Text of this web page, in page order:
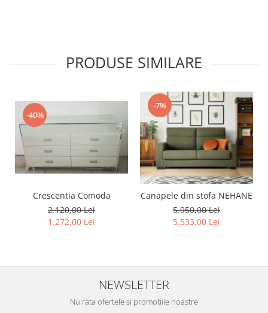
PRODUSE SIMILARE
-40%
Crescentia Comoda
2.120,00 Lei
1.272,00 Lei
-7%
Canapele din stofa NEHANE
5.950,00 Lei
5.533,00 Lei
NEWSLETTER
Nu rata ofertele si promotiile noastre